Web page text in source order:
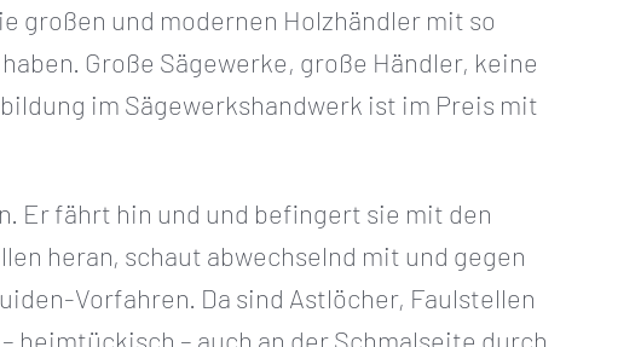
großen und modernen Holzhändler mit so
Große Sägewerke, große Händler, keine
im Sägewerkshandwerk ist im Preis mit
Er fährt hin und und befingert sie mit den
heran, schaut abwechselnd mit und gegen
Vorfahren. Da sind Astlöcher, Faulstellen
heimtückisch – auch an der Schmalseite durch